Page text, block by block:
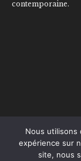
contemporaine.
Contact
Nous utilisons
expérience sur
site, nous